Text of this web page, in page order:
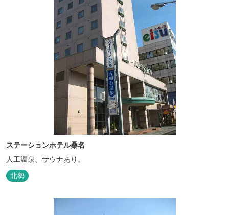
ステーションホテル桑名
人工温泉、サウナあり。
北勢